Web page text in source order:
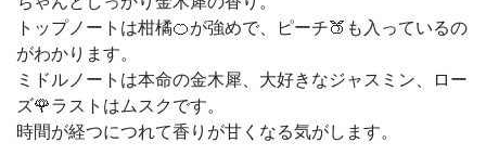
トップノートは柑橘🍊が強めで、ピーチ🍑も入っているの
がわかります。
ミドルノートは本命の金木犀、大好きなジャスミン、ロー
ズ🌹ラストはムスクです。
時間が経つにつれて香りが甘くなる気がします。